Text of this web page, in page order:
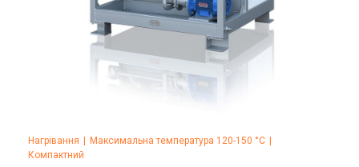
Нагрівання Максимальна температура 120-150 °C
Компактний